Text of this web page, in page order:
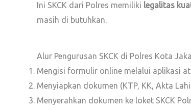
Ini SKCK dari Polres memiliki legalitas
masih di butuhkan.
Alur Pengurusan SKCK di Polres Kota
Mengisi formulir online melalui aplikasi
Menyiapkan dokumen (KTP, KK, Akta
Menyerahkan dokumen ke loket SKCK